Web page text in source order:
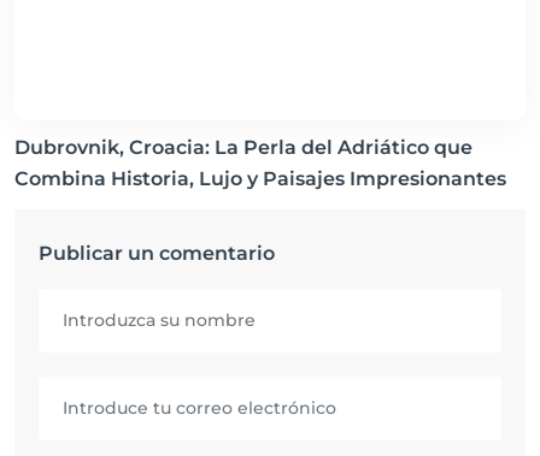
Dubrovnik, Croacia: La Perla del Adriático que
Combina Historia, Lujo y Paisajes Impresionantes
Publicar un comentario